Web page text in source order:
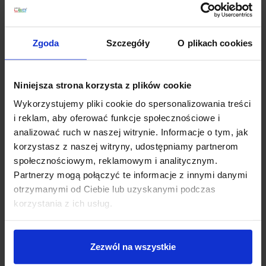
Zgoda Szczegóły O plikach cookies
Niniejsza strona korzysta z plików cookie
Wykorzystujemy pliki cookie do spersonalizowania treści
i reklam, aby oferować funkcje społecznościowe i
analizować ruch w naszej witrynie. Informacje o tym, jak
korzystasz z naszej witryny, udostępniamy partnerom
społecznościowym, reklamowym i analitycznym.
Partnerzy mogą połączyć te informacje z innymi danymi
otrzymanymi od Ciebie lub uzyskanymi podczas
korzystania z ich usług.
Zezwól na wszystkie
Zapytaj o produkt
Opis
KOHL CHAS K51400.01.PN okrągła, wisząca,
nowoczesna lampa sufitowa LEDdostępna w 3
kolorach do wyboru: biała, czarna lub szara. Klosz o
wbudowane diody LED o mocy 30W z ciepłą barwą
światła (3000K) i strumieniu 3000lm. Obudowa
wykonana jest z tworzywa z mleczną przesłoną, która